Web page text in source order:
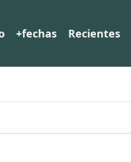
+fechas Recientes